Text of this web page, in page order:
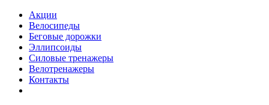
Акции
Велосипеды
Беговые дорожки
Эллипсоиды
Силовые тренажеры
Велотренажеры
Контакты